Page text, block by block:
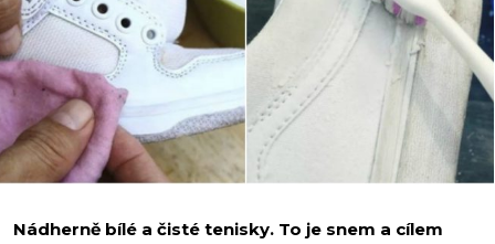
Nádherně bílé a čisté tenisky. To je snem a cílem